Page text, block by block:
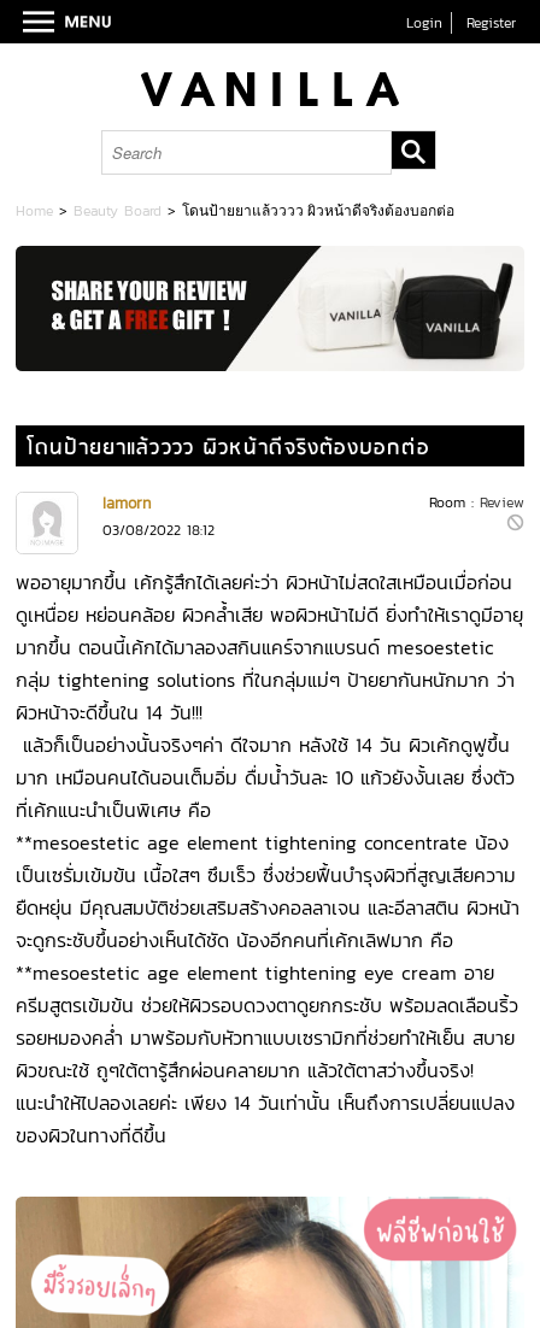
Login Register
Home > Beauty Board >โดนป้ายยาแล้วววว ผิวหน้าดีจริงต้องบอกต่อ
โดนป้ายยาแล้วววว ผิวหน้าดีจริงต้องบอกต่อ
Room : Review
Iamorn
03/08/2022 18:12
พออายุมากขึ้น เค้กรู้สึกได้เลยค่ะว่า ผิวหน้าไม่สดใสเหมือนเมื่อก่อน
ดูเหนื่อย หย่อนคล้อย ผิวคล้ำเสีย พอผิวหน้าไม่ดี ยิ่งทำให้เราดูมีอายุ
มากขึ้น ตอนนี้เค้กได้มาลองสกินแคร์จากแบรนด์ mesoestetic
กลุ่ม tightening solutions ที่ในกลุ่มแม่ๆ ป้ายยากันหนักมาก ว่า
ผิวหน้าจะดีขึ้นใน 14 วัน!!!
แล้วก็เป็นอย่างนั้นจริงๆค่า ดีใจมาก หลังใช้ 14 วัน ผิวเค้กดูฟูขึ้น
มาก เหมือนคนได้นอนเต็มอิ่ม ดื่มน้ำวันละ 10 แก้วยังงั้นเลย ซึ่งตัว
ที่เค้กแนะนำเป็นพิเศษ คือ
**mesoestetic age element tightening concentrate น้อง
เป็นเซรั่มเข้มข้น เนื้อใสๆ ซึมเร็ว ซึ่งช่วยฟื้นบำรุงผิวที่สูญเสียความ
ยืดหยุ่น มีคุณสมบัติช่วยเสริมสร้างคอลลาเจน และอีลาสติน ผิวหน้า
จะดูกระชับขึ้นอย่างเห็นได้ชัด น้องอีกคนที่เค้กเลิฟมาก คือ
**mesoestetic age element tightening eye cream อาย
ครีมสูตรเข้มข้น ช่วยให้ผิวรอบดวงตาดูยกกระชับ พร้อมลดเลือนริ้ว
รอยหมองคล่ำ มาพร้อมกับหัวทาแบบเซรามิกที่ช่วยทำให้เย็น สบาย
ผิวขณะใช้ ถูๆใต้ตารู้สึกผ่อนคลายมาก แล้วใต้ตาสว่างขึ้นจริง!
แนะนำให้ไปลองเลยค่ะ เพียง 14 วันเท่านั้น เห็นถึงการเปลี่ยนแปลง
ของผิวในทางที่ดีขึ้น